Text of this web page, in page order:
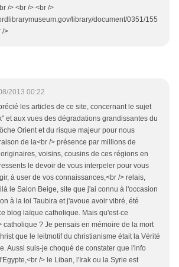
/> <br /> <br />
library/document/0351/155
/>
2013 00:22
les articles de ce site, concernant le sujet
et aux vues des dégradations grandissantes du
Orient et du risque majeur pour nous
de la<br /> présence par millions de
voisins, cousins de ces régions en
le devoir de vous interpeler pour vous
à user de vos connaissances,<br /> relais,
le Salon Beige, site que j'ai connu à l'occasion
à la loi Taubira et j'avoue avoir vibré, été
blog laïque catholique. Mais qu'est-ce
catholique ? Je pensais en mémoire de la mort
que le leitmotif du christianisme était la Vérité
Aussi suis-je choqué de constater que l'info
/> le Liban, l'Irak ou la Syrie est